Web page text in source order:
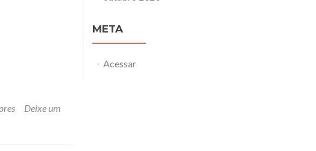
Deixe um
META
Acessar